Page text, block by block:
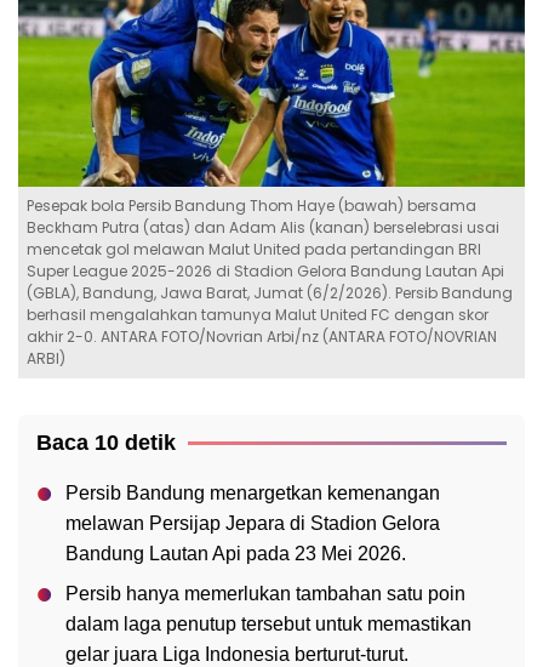
Pesepak bola Persib Bandung Thom Haye (bawah) bersama
Beckham Putra (atas) dan Adam Alis (kanan) berselebrasi usai
mencetak gol melawan Malut United pada pertandingan BRI
Super League 2025-2026 di Stadion Gelora Bandung Lautan Api
(GBLA), Bandung, Jawa Barat, Jumat (6/2/2026). Persib Bandung
berhasil mengalahkan tamunya Malut United FC dengan skor
akhir 2-0. ANTARA FOTO/Novrian Arbi/nz (ANTARA FOTO/NOVRIAN
ARBI)
Baca 10 detik
Persib Bandung menargetkan kemenangan
melawan Persijap Jepara di Stadion Gelora
Bandung Lautan Api pada 23 Mei 2026.
Persib hanya memerlukan tambahan satu poin
dalam laga penutup tersebut untuk memastikan
gelar juara Liga Indonesia berturut-turut.